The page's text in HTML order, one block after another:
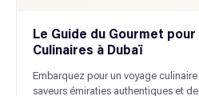
Le Guide du Gourmet
Culinaires à Dubaï
Embarquez pour un voyage
saveurs émiraties authentiques et